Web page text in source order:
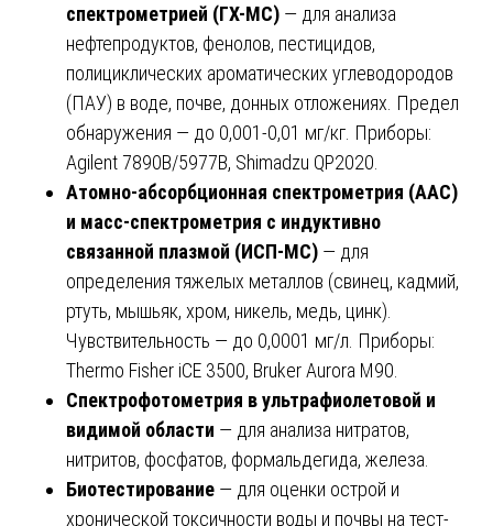
спектрометрией (ГХ-МС) — для анализа
нефтепродуктов, фенолов, пестицидов,
полициклических ароматических углеводородов
(ПАУ) в воде, почве, донных отложениях. Предел
обнаружения — до 0,001-0,01 мг/кг. Приборы:
Agilent 7890B/5977B, Shimadzu QP2020.
Атомно-абсорбционная спектрометрия (ААС)
и масс-спектрометрия с индуктивно
связанной плазмой (ИСП-МС) — для
определения тяжелых металлов (свинец, кадмий,
ртуть, мышьяк, хром, никель, медь, цинк).
Чувствительность — до 0,0001 мг/л. Приборы:
Thermo Fisher iCE 3500, Bruker Aurora M90.
Спектрофотометрия в ультрафиолетовой и
видимой области — для анализа нитратов,
нитритов, фосфатов, формальдегида, железа.
Биотестирование — для оценки острой и
хронической токсичности воды и почвы на тест-